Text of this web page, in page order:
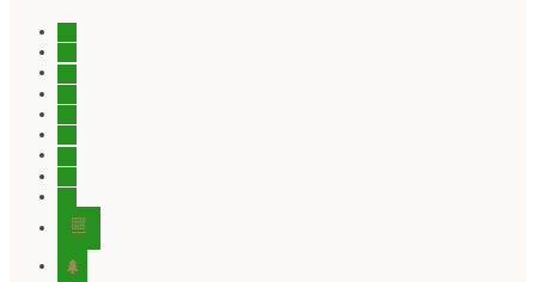
instagram
facebook
youtube
editor-
kitchensink
tree